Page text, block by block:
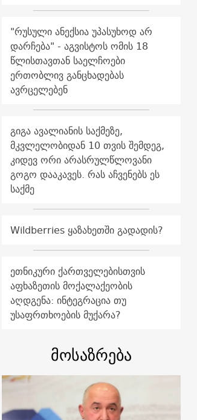
"რუსული ანექსია უპასუხოდ არ
დარჩება" - აგვისტოს ომის 18
წლისთავთან საელჩოები
ერთობლივ განცხადებას
ავრცელებენ
გიგა ავალიანის საქმეზე,
მკვლელობიდან 10 თვის შემდეგ,
კიდევ ორი არასრულწლოვანი
გოგო დააკავეს. რას აჩვენებს ეს
საქმე
Wildberries ყაზახეთში გადადის?
ეთნიკური ქართველებისთვის
აფხაზეთის მოქალაქეობის
აღდგენა: ინტეგრაცია თუ
უსაფრთხოების მუქარა?
მოსაზრება